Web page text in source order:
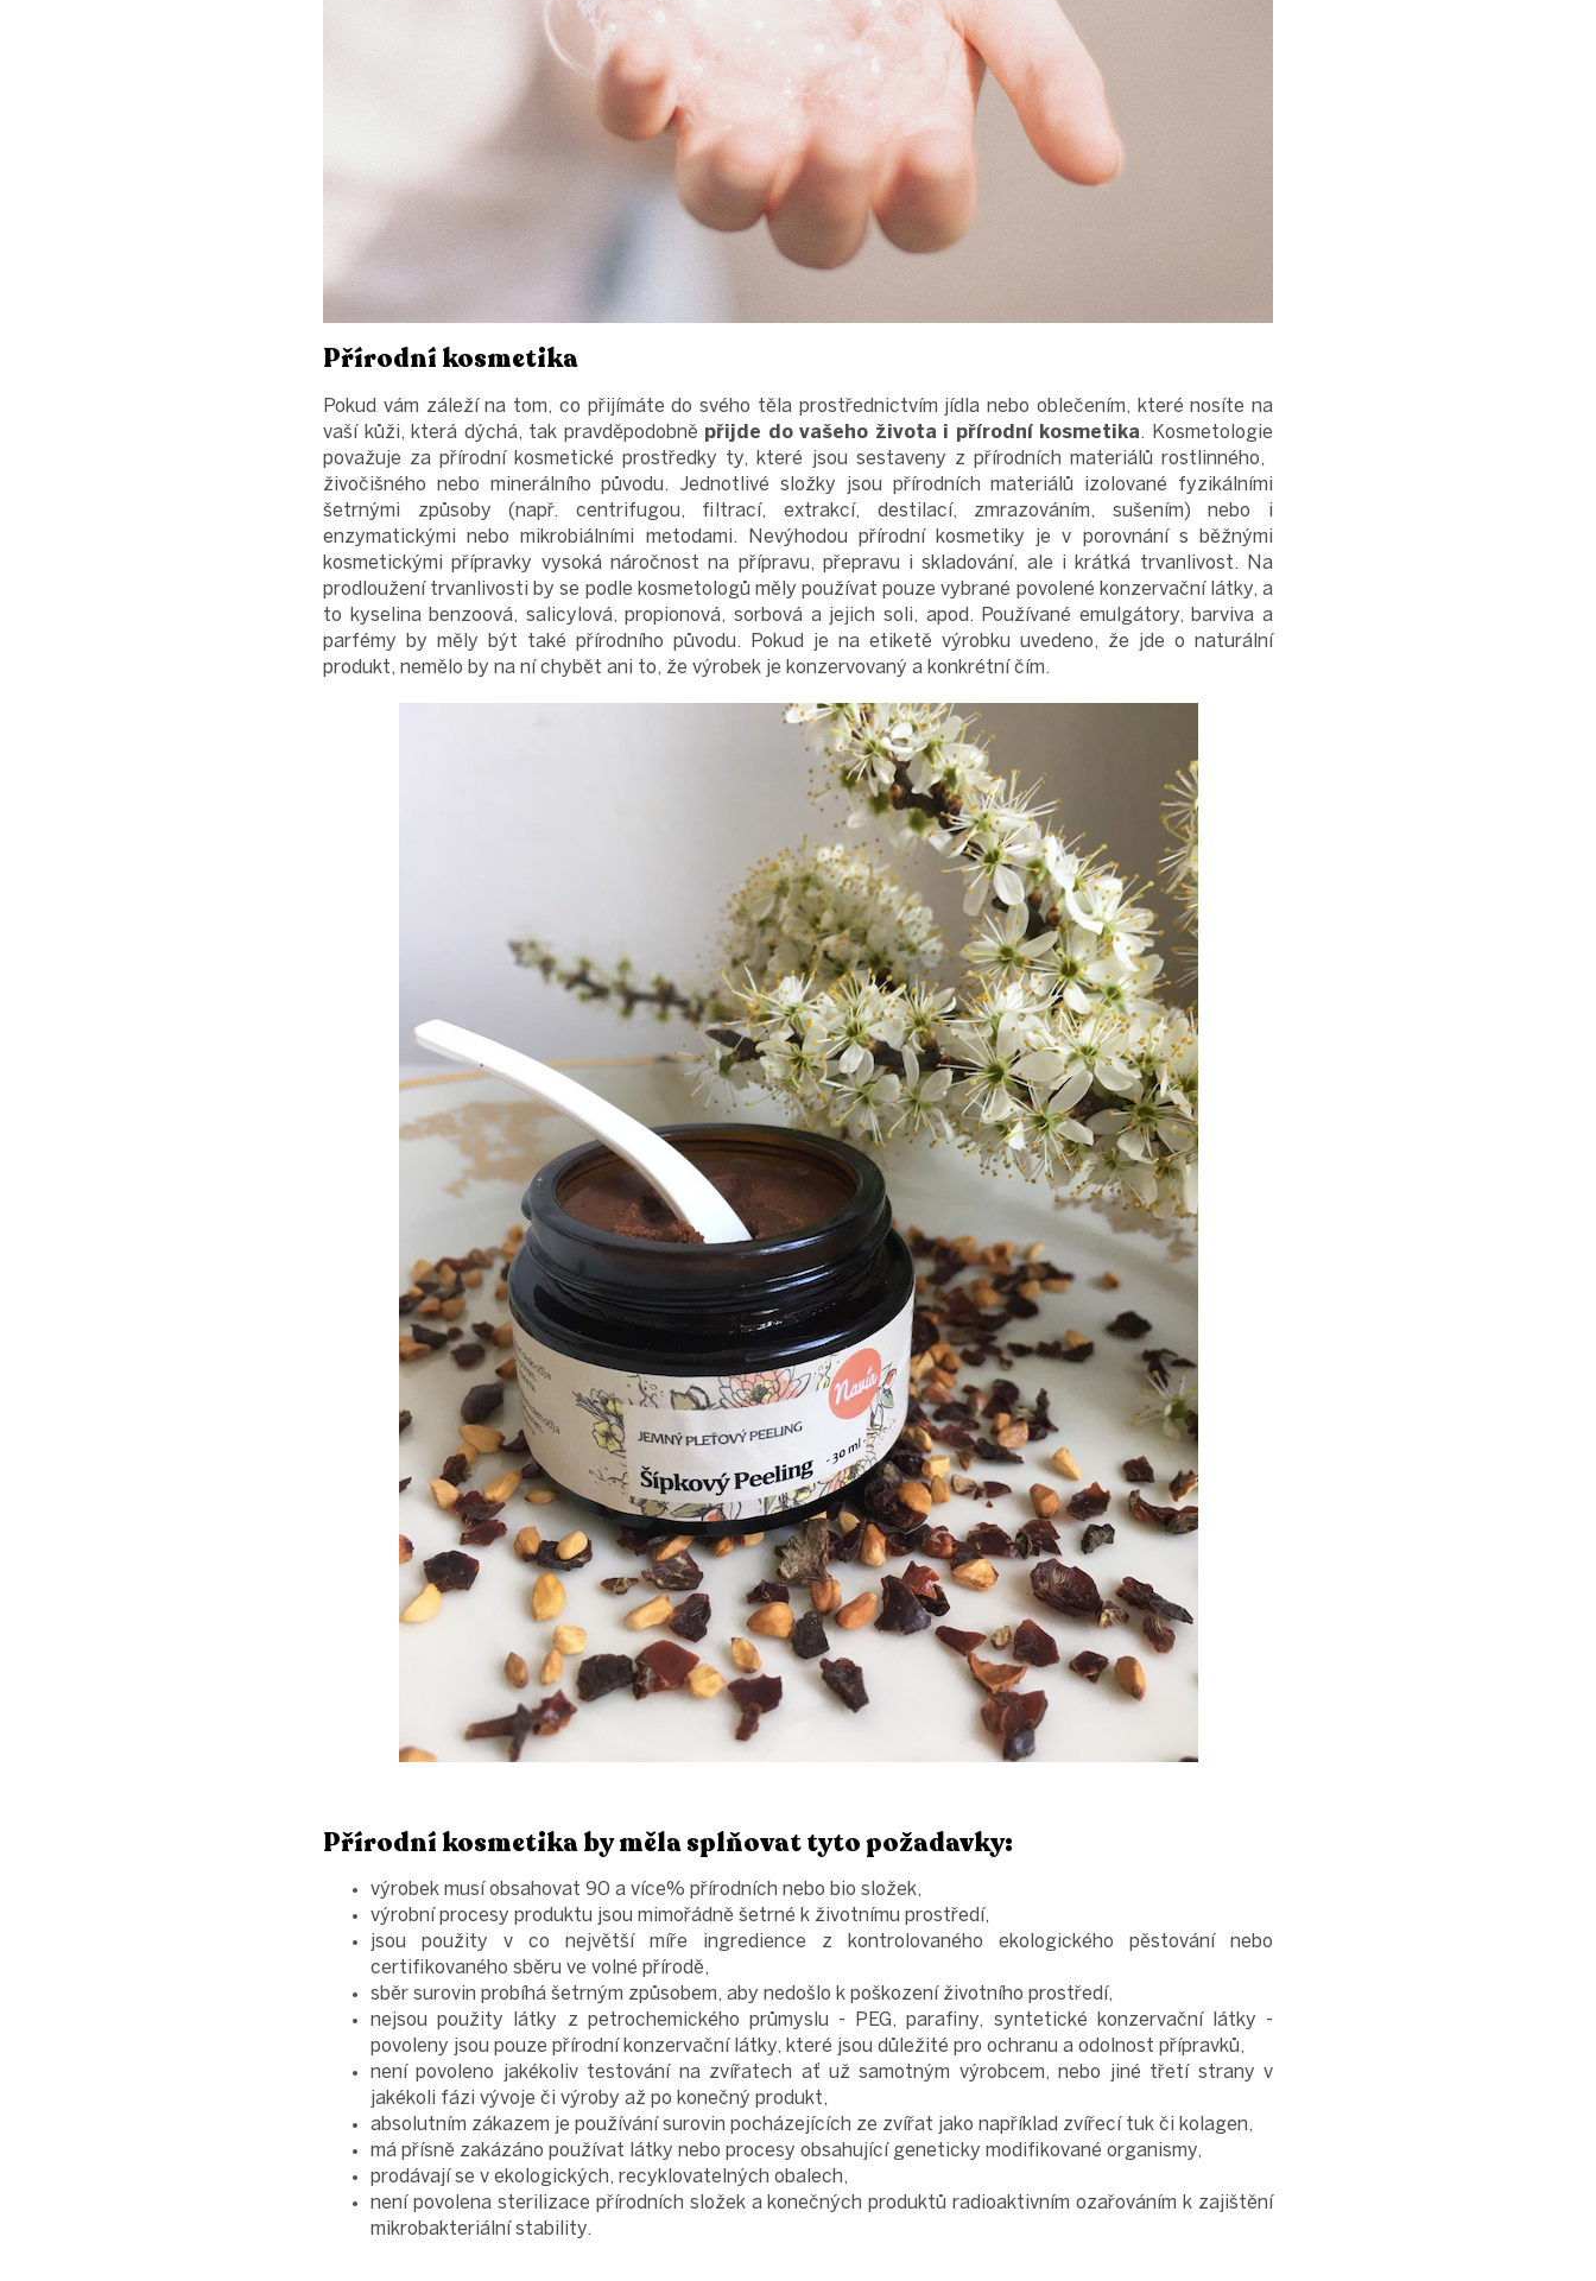
Přírodní kosmetika
Pokud vám záleží na tom, co přijímáte do svého těla prostřednictvím jídla nebo oblečením, které nosíte na
vaší kůži, která dýchá, tak pravděpodobně přijde do vašeho života i přírodní kosmetika. Kosmetologie
považuje za přírodní kosmetické prostředky ty, které jsou sestaveny z přírodních materiálů rostlinného, ​​
živočišného nebo minerálního původu. Jednotlivé složky jsou přírodních materiálů izolované fyzikálními
šetrnými způsoby (např. centrifugou, filtrací, extrakcí, destilací, zmrazováním, sušením) nebo i
enzymatickými nebo mikrobiálními metodami. Nevýhodou přírodní kosmetiky je v porovnání s běžnými
kosmetickými přípravky vysoká náročnost na přípravu, přepravu i skladování, ale i krátká trvanlivost. Na
prodloužení trvanlivosti by se podle kosmetologů měly používat pouze vybrané povolené konzervační látky, a
to kyselina benzoová, salicylová, propionová, sorbová a jejich soli, apod. Používané emulgátory, barviva a
parfémy by měly být také přírodního původu. Pokud je na etiketě výrobku uvedeno, že jde o naturální
produkt, nemělo by na ní chybět ani to, že výrobek je konzervovaný a konkrétní čím.
Přírodní kosmetika by měla splňovat tyto požadavky:
výrobek musí obsahovat 90 a více% přírodních nebo bio složek,
výrobní procesy produktu jsou mimořádně šetrné k životnímu prostředí,
jsou použity v co největší míře ingredience z kontrolovaného ekologického pěstování nebo
certifikovaného sběru ve volné přírodě,
sběr surovin probíhá šetrným způsobem, aby nedošlo k poškození životního prostředí,
nejsou použity látky z petrochemického průmyslu - PEG, parafiny, syntetické konzervační látky -
povoleny jsou pouze přírodní konzervační látky, které jsou důležité pro ochranu a odolnost přípravků,
není povoleno jakékoliv testování na zvířatech ať už samotným výrobcem, nebo jiné třetí strany v
jakékoli fázi vývoje či výroby až po konečný produkt,
absolutním zákazem je používání surovin pocházejících ze zvířat jako například zvířecí tuk či kolagen,
má přísně zakázáno používat látky nebo procesy obsahující geneticky modifikované organismy,
prodávají se v ekologických, recyklovatelných obalech,
není povolena sterilizace přírodních složek a konečných produktů radioaktivním ozařováním k zajištění
mikrobakteriální stability.